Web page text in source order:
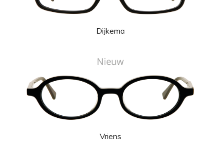
Dijkema
Vriens